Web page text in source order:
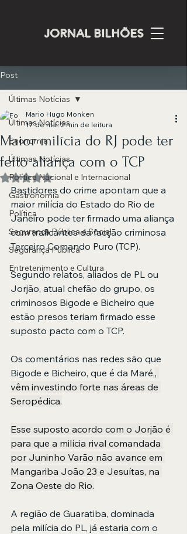
JORNAL BILHÕES
Post
Últimas Notícias
Economia
Últimas Notícias
Política Nacional e Internacional
Gastronomia
Política
Segurança Pública e Social
Segurança Pública
Entretenimento e Cultura
Últimas Notícias
Maior milícia do RJ pode ter
feito aliança com o TCP
Mario Hugo Monken
17 de mai. 2 min de leitura
Avaliado com NaN de 5 estrelas.
Bastidores do crime apontam que a
maior milícia do Estado do Rio de
Janeiro pode ter firmado uma aliança
com traficantes da facção criminosa
Terceiro Comando Puro (TCP).
Segundo relatos, aliados de PL ou
Jorjão, atual chefão do grupo, os
criminosos Bigode e Bicheiro que
estão presos teriam firmado esse
suposto pacto com o TCP.
Os comentários nas redes são que
Bigode e Bicheiro, que é da Maré,,
vêm investindo forte nas áreas de
Seropédica.
Esse suposto acordo com o Jorjão é
para que a milícia rival comandada
por Juninho Varão não avance em
Mangariba João 23 e Jesuítas, na
Zona Oeste do Rio.
A região de Guaratiba, dominada
pela milícia do PL, já estaria com o